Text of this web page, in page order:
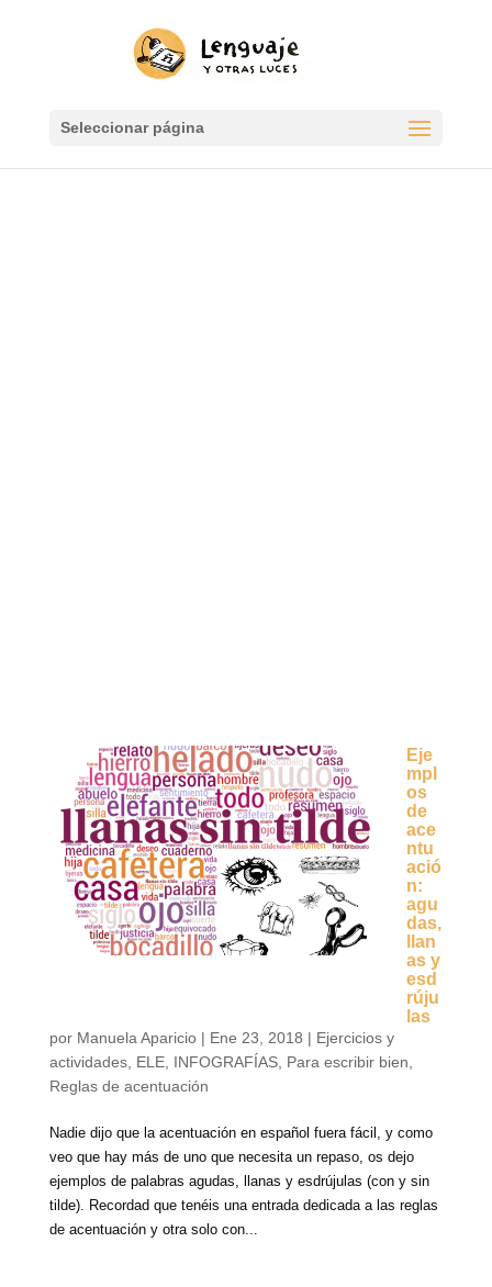
Seleccionar página
Eje
mpl
os
de
ace
ntu
ació
n:
agu
das,
llan
as y
esd
rúju
las
por Manuela Aparicio| Ene 23, 2018 | Ejercicios y
actividades, ELE, INFOGRAFÍAS, Para escribir bien
Reglas de acentuación
Nadie dijo que la acentuación en español fuera fácil, y como
veo que hay más de uno que necesita un repaso, os dejo
ejemplos de palabras agudas, llanas y esdrújulas (con y sin
tilde). Recordad que tenéis una entrada dedicada a las reglas
de acentuación y otra solo con...